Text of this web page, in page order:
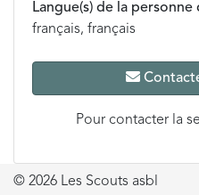
Langue(s) de la
français, français
Pour contacter la
© 2026 Les Scouts asbl